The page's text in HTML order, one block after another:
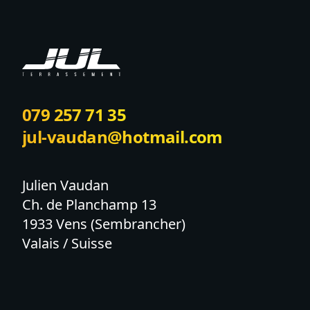
079 257 71 35
jul-vaudan@hotmail.com
Julien Vaudan
Ch. de Planchamp 13
1933 Vens (Sembrancher)
Valais / Suisse